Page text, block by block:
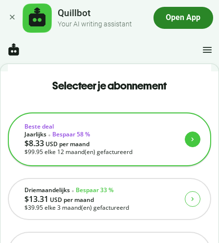
Quillbot
Your AI writing assistant
Open App
Selecteer je abonnement
Driemaandelijks Bespaar 33 %
$13.31 USD per maand
$39.95elke 3 maand(en) gefactureerd
Beste deal
Jaarlijks
Bespaar 58 %
$8.33 USD per maand
$99.95elke 12 maand(en) gefactureerd